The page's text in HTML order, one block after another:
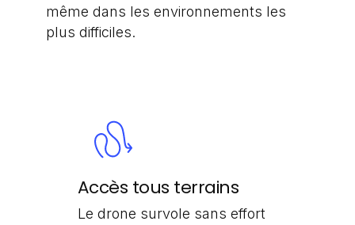
même dans les environnements les
plus difficiles.
Accès tous terrains
Le drone survole sans effort